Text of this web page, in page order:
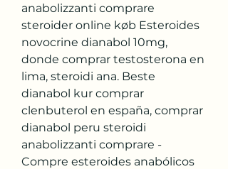
anabolizzanti comprare
steroider online køb Esteroides
novocrine dianabol 10mg,
donde comprar testosterona en
lima, steroidi ana. Beste
dianabol kur comprar
clenbuterol en españa, comprar
dianabol peru steroidi
anabolizzanti comprare -
Compre esteroides anabólicos